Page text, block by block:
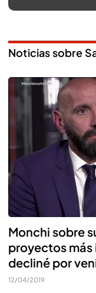
Noticias sobre
Monchi sobre
proyectos
decliné por
12/04/2019